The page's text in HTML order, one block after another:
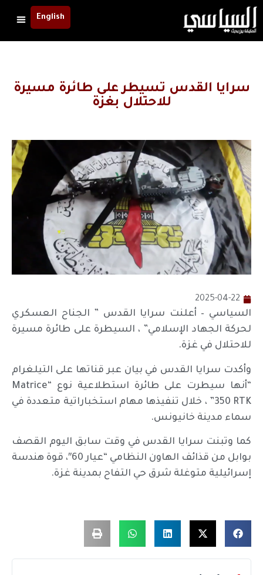
English
سرايا القدس تسيطر على طائرة مسيرة
للاحتلال بغزة
2025-04-22
السياسي – أعلنت سرايا القدس ” الجناح العسكري
لحركة الجهاد الإسلامي” ، السيطرة على طائرة مسيرة
للاحتلال في غزة.
وأكدت سرايا القدس في بيان عبر قناتها على التيلغرام
“أنها سيطرت على طائرة استطلاعية نوع “Matrice
350 RTK” ، خلال تنفيذها مهام استخباراتية متعددة في
سماء مدينة خانيونس.
كما وتبنت سرايا القدس في وقت سابق اليوم القصف
بوابل من قذائف الهاون النظامي “عيار 60″، قوة هندسة
إسرائيلية متوغلة شرق حي التفاح بمدينة غزة.